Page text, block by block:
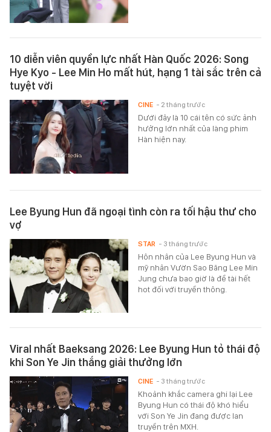
10 diễn viên quyền lực nhất Hàn Quốc 2026: Song
Hye Kyo - Lee Min Ho mất hút, hạng 1 tài sắc trên cả
tuyệt vời
Dưới đây là 10 cái tên có sức ảnh
hưởng lớn nhất của làng phim
Hàn hiện nay.
CINE - 2 tháng trước
Lee Byung Hun đã ngoại tình còn ra tối hậu thư cho
vợ
Hôn nhân của Lee Byung Hun và
mỹ nhân Vườn Sao Băng Lee Min
Jung chưa bao giờ là đề tài hết
hot đối với truyền thông.
STAR - 3 tháng trước
Viral nhất Baeksang 2026: Lee Byung Hun tỏ thái độ
khi Son Ye Jin thắng giải thưởng lớn
Khoảnh khắc camera ghi lại Lee
Byung Hun có thái độ khó hiểu
với Son Ye Jin đang được lan
truyền trên MXH.
CINE - 3 tháng trước